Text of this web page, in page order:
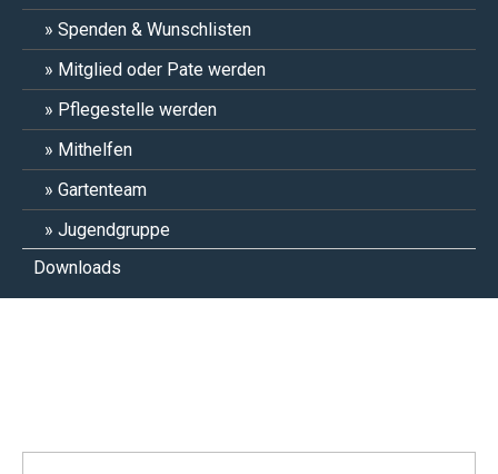
Spenden & Wunschlisten
Mitglied oder Pate werden
Pflegestelle werden
Mithelfen
Gartenteam
Jugendgruppe
Downloads